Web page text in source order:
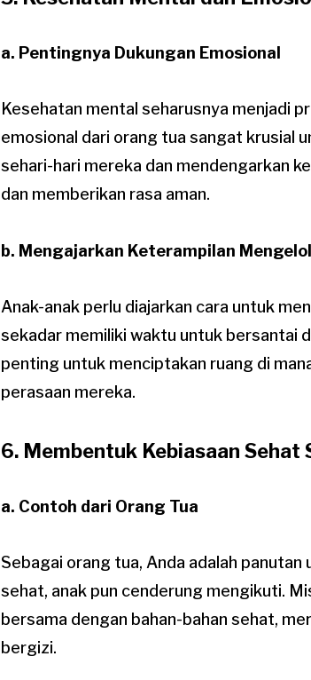
a. Pentingnya Dukungan Emosional
Kesehatan mental seharusnya menjadi
emosional dari orang tua sangat krusial
sehari-hari mereka dan mendengarkan
dan memberikan rasa aman.
b. Mengajarkan Keterampilan
Anak-anak perlu diajarkan cara untuk
sekadar memiliki waktu untuk bersantai
penting untuk menciptakan ruang di
perasaan mereka.
6. Membentuk Kebiasaan Sehat
a. Contoh dari Orang Tua
Sebagai orang tua, Anda adalah panutan
sehat, anak pun cenderung mengikuti.
bersama dengan bahan-bahan sehat,
bergizi.